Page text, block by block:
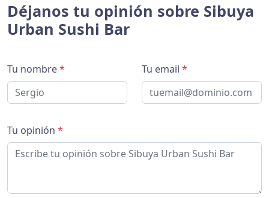
Déjanos tu opinión sobre Sibuya
Urban Sushi Bar
Tu nombre* Tu email *
Tu opinión *